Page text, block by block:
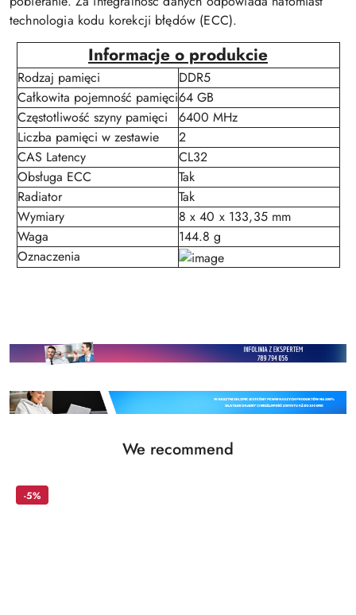
technologia kodu korekcji błędów (ECC).
Informacje o produkcie
Rodzaj pamięci
DDR5
Całkowita pojemność pamięci64 GB
Częstotliwość szyny pamięci
6400 MHz
Liczba pamięci w zestawie
2
CAS Latency
CL32
Obsługa ECC
Tak
Radiator
Tak
Wymiary
8 x 40 x 133,35 mm
Waga
144.8 g
Oznaczenia
Skip the carousel of products
Status
We recommend
-5%